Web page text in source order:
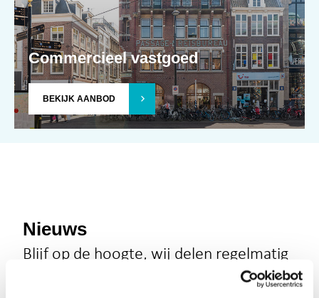
Commercieel vastgoed
BEKIJK AANBOD
Nieuws
Blijf op de hoogte, wij delen regelmatig